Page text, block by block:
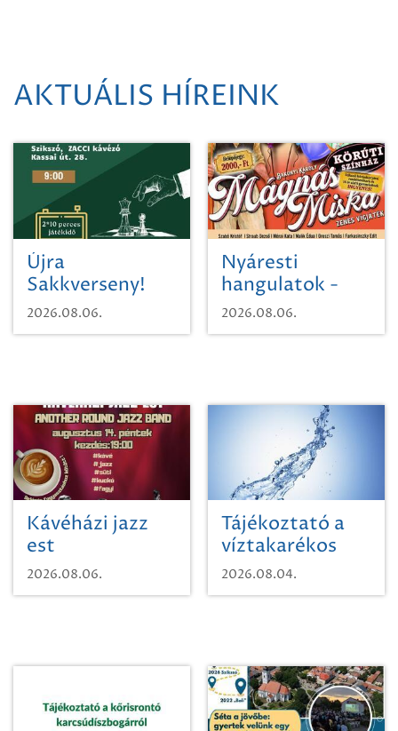
AKTUÁLIS HÍREINK
Újra
Sakkverseny!
2026.08.06.
Nyáresti
hangulatok -
Mágnás Miska
2026.08.06.
Kávéházi jazz
est
2026.08.06.
Tájékoztató a
víztakarékos
vízhasználatról
2026.08.04.